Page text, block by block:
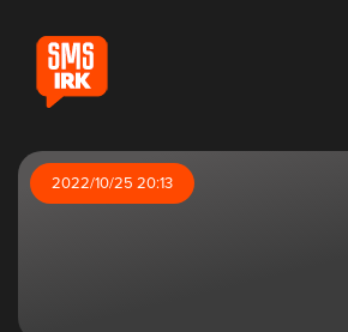
2022/10/25 20:13